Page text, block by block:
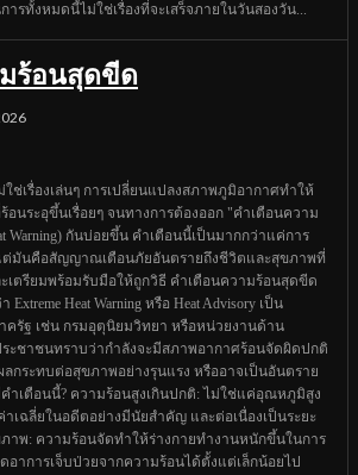
ารทั้งหมดนี้ไม่ใช่เรื่องที่จะเสร็จภายในวันสองวัน...
ร้อนสุดขีด
ช่เรื่องเล่นๆ การเปลี่ยนแปลงสภาพภูมิอากาศทำให้
อนระอุขึ้นเรื่อยๆ จนทางการต้องออก "คำเตือนความ
Warning) กันบ่อยขึ้น คำเตือนนี้เป็นมากกว่าแค่การ
ต่มันคือสัญญาณเตือนภัยอันตรายถึงชีวิตและสุขภาพที่
เตรียมพร้อมรับมือให้ถูกวิธี คำเตือนความร้อนสุดขีด
Heat Warning หรือ Heat Advisory เป็น
ครัฐ เช่น กรมอุตุนิยมวิทยา หรือหน่วยงานด้าน
ะชาชนทราบว่ากำลังจะมีสภาพอากาศร้อนจัดผิดปกติ
กระทบต่อสุขภาพอย่างรุนแรง หรืออาจเป็นอันตราย
ำเตือนนี้? ความร้อนสูงเกินปกติ: ไม่ใช่แค่อุณหภูมิสูง
เฉลี่ยในอดีตอย่างมีนัยสำคัญ และต่อเนื่องเป็นระยะ
าพ: ความร้อนจัดทำให้ร่างกายทำงานหนักขึ้นในการ
าการเจ็บป่วยจากความร้อนได้ตั้งแต่เล็กน้อยไป